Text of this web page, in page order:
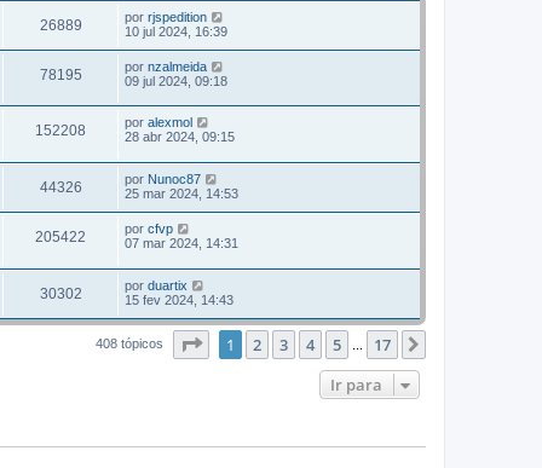
26889 por rjspedition
10 jul 2024, 16:39
78195 por nzalmeida
09 jul 2024, 09:18
152208 por alexmol
28 abr 2024, 09:15
44326 por Nunoc87
25 mar 2024, 14:53
205422 por cfvp
07 mar 2024, 14:31
30302 por duartix
15 fev 2024, 14:43
408 tópicos Página1 de 17
1 2 3 4 5 17
Ir para